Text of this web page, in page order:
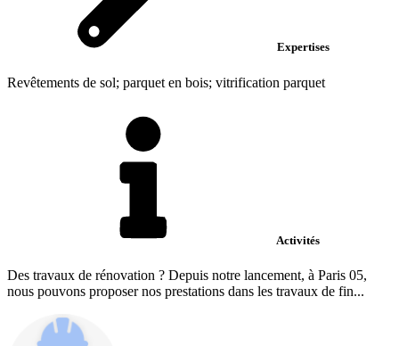
Expertises
Revêtements de sol; parquet en bois; vitrification parquet
Activités
Des travaux de rénovation ? Depuis notre lancement, à Paris 05,
nous pouvons proposer nos prestations dans les travaux de fin...